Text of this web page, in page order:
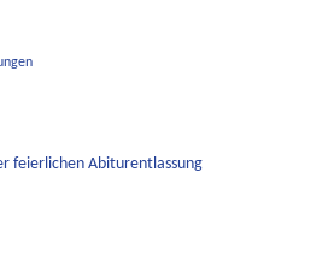
feierlichen Abiturentlassung